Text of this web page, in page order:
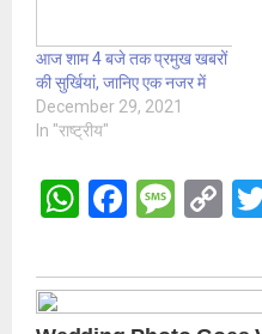
आज शाम 4 बजे तक प्रमुख खबरों
की सुर्खियां, जानिए एक नजर में
December 29, 2021
In "राष्ट्रीय"
W
at
s
F
ce
b
M
s
a
C
py
Li